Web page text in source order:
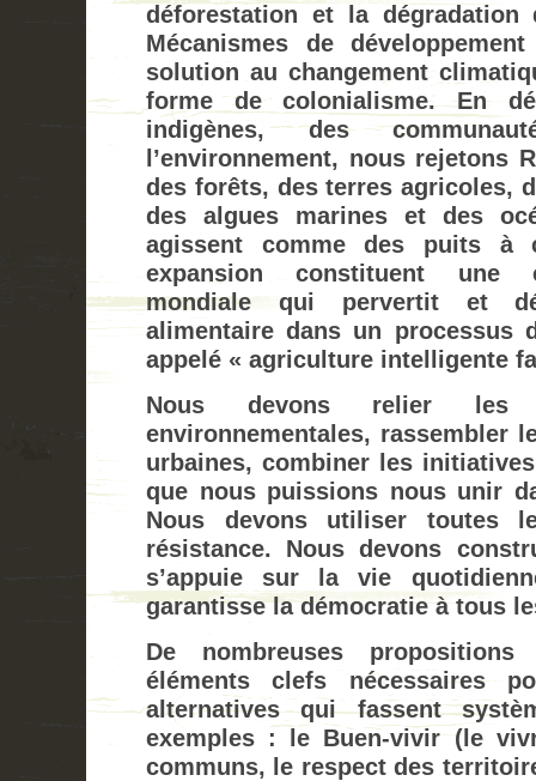
déforestation et la dégradation
Mécanismes de
solution au changement
forme de colonialisme. En
indigènes, des
l’environnement, nous rejetons
des forêts, des terres agricoles,
des algues marines et des
agissent comme des puits à
expansion constituent une
mondiale qui pervertit et
alimentaire dans un processus
appelé « agriculture intelligente
Nous devons relier les
environnementales, rassembler
urbaines, combiner les
que nous puissions nous unir
Nous devons utiliser toutes
résistance. Nous devons
s’appuie sur la vie
garantisse la démocratie à tous
De nombreuses
éléments clefs nécessaires
alternatives qui fassent
exemples : le Buen-vivir (le
communs, le respect des